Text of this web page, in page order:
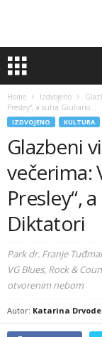
Home Izdvojeno
Presley“, a sutra Giuliano...
IZDVOJENO KULTURA
Glazbeni
večerima:
Presley“,
Diktatori
Park dr. Franje
VG Blues, Rock &
otvorenim nebom
Autor: Katarina